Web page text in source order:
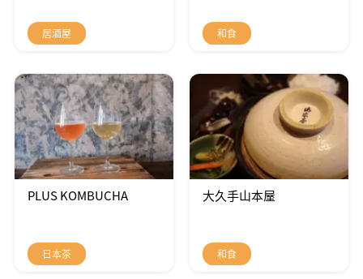
居酒屋 和食
PLUS KOMBUCHA
日本茶
大久手山本屋
和食